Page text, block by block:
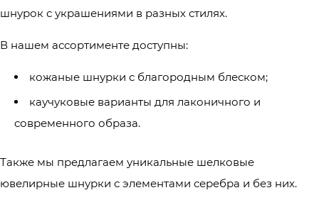
шнурок с украшениями в разных стилях.
В нашем ассортименте доступны:
кожаные шнурки с благородным блеском;
каучуковые варианты для лаконичного и
современного образа.
Также мы предлагаем уникальные шелковые
ювелирные шнурки с элементами серебра и без них.